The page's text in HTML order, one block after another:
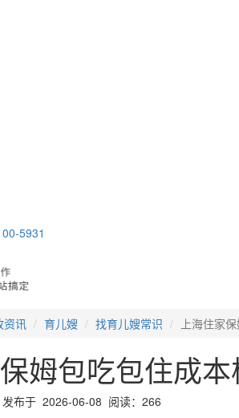
5931
资讯 育儿嫂 找育儿嫂常识 上海住家
姆包吃包住成
布于 2026-06-08 阅读：266